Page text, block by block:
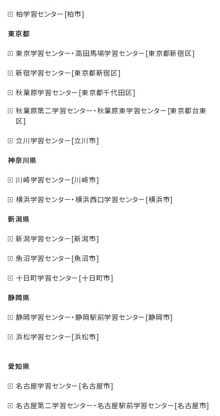
柏学習センター[柏市]
東京都
東京学習センター・高田馬場学習センター[東京都新宿区]
新宿学習センター[東京都新宿区]
秋葉原学習センター[東京都千代田区]
秋葉原第二学習センター・秋葉原東学習センター[東京都台東
区]
立川学習センター[立川市]
神奈川県
川崎学習センター[川崎市]
横浜学習センター・横浜西口学習センター[横浜市]
新潟県
新潟学習センター[新潟市]
魚沼学習センター[魚沼市]
十日町学習センター[十日町市]
静岡県
静岡学習センター・静岡駅前学習センター[静岡市]
浜松学習センター[浜松市]
愛知県
名古屋学習センター[名古屋市]
名古屋第二学習センター・名古屋駅前学習センター[名古屋市]